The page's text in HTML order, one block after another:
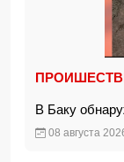
В Баку
08 августа